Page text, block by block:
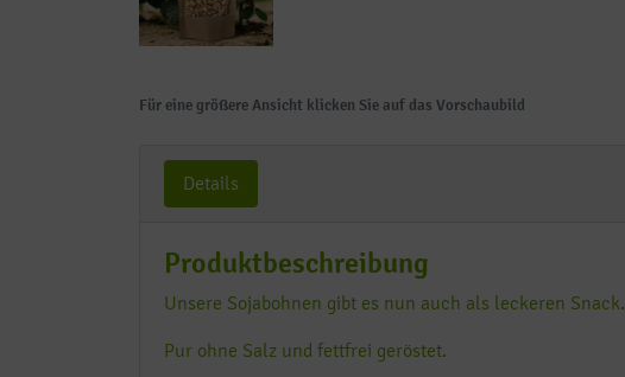
Für eine größere Ansicht klicken Sie auf das Vorschaubild
Details
Produktbeschreibung
Unsere Sojabohnen gibt es nun auch als leckeren Snack.
Pur ohne Salz und fettfrei geröstet.